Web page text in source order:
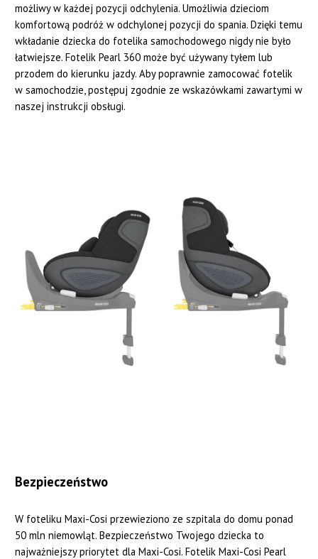
możliwy w każdej pozycji odchylenia. Umożliwia dzieciom
komfortową podróż w odchylonej pozycji do spania. Dzięki temu
wkładanie dziecka do fotelika samochodowego nigdy nie było
łatwiejsze. Fotelik Pearl 360 może być używany tyłem lub
przodem do kierunku jazdy. Aby poprawnie zamocować fotelik
w samochodzie, postępuj zgodnie ze wskazówkami zawartymi w
naszej instrukcji obsługi.
Bezpieczeństwo
W foteliku Maxi-Cosi przewieziono ze szpitala do domu ponad
50 mln niemowląt. Bezpieczeństwo Twojego dziecka to
najważniejszy priorytet dla Maxi-Cosi. Fotelik Maxi-Cosi Pearl